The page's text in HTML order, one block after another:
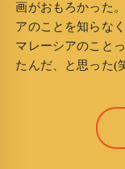
画がおもろかった
アのことを知らな
マレーシアのこと
たんだ、と思った(